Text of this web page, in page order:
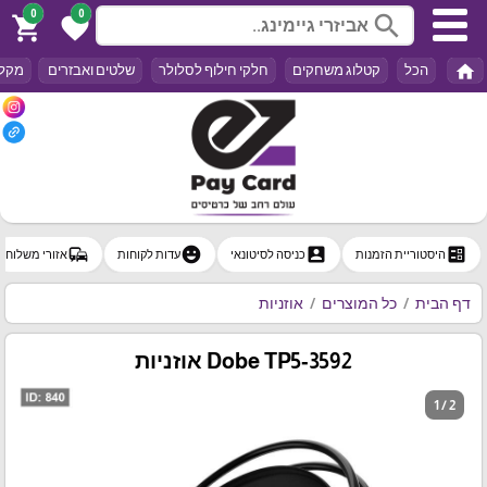
search
0
favorite
0
shopping_cart
home הכל קטלוג משחקים חלקי חילוף לסלולר שלטים ואבזרים
ballot היסטוריית הזמנות account_boxכניסה לסיטונאי emoji_emotionsעדות לקוחות commuteאזורי משלוח
דף הבית כל המוצרים אוזניות
Dobe TP5‑3592 אוזניות
1 / 2